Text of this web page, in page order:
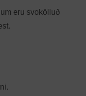
eru svokölluð